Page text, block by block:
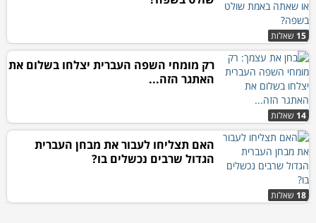
15 שאלות
14 שאלות
רק מומחי השפה העברית יצלחו בשלום את
האתגר הזה...
18 שאלות
האם תצליחו לעבור את מבחן העברית
הגדול שרבים נכשלים בו?